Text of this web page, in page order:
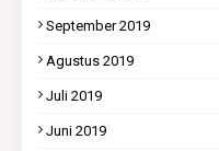
September 2019
Agustus 2019
Juli 2019
Juni 2019